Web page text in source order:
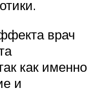
врач
как именно
и